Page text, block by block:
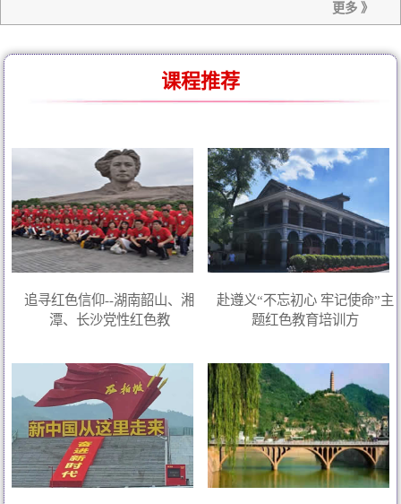
更多 》
课程推荐
追寻红色信仰--湖南韶山、湘
潭、长沙党性红色教
赴遵义“不忘初心 牢记使命”主
题红色教育培训方